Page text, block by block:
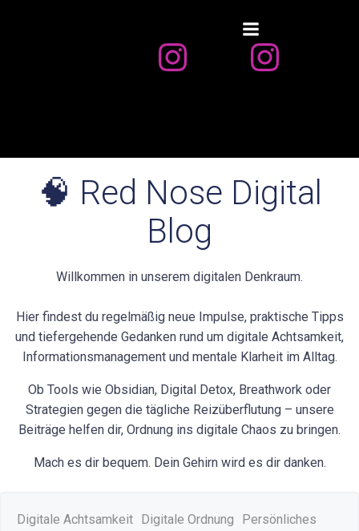
springen
🧠 Red Nose Digital
Blog
Willkommen in unserem digitalen Denkraum.
Hier findest du regelmäßig neue Impulse, praktische Tipps
und tiefergehende Gedanken rund um digitale Achtsamkeit,
Informationsmanagement und mentale Klarheit im Alltag.
Ob Tools wie Obsidian, Digital Detox, Breathwork oder
Strategien gegen die tägliche Reizüberflutung – unsere
Beiträge helfen dir, Ordnung ins digitale Chaos zu bringen.
Mach es dir bequem. Dein Gehirn wird es dir danken.
Digitale Achtsamkeit Digitale Ordnung
Persönliches